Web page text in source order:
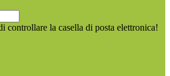
controllare la casella di posta elettronica!